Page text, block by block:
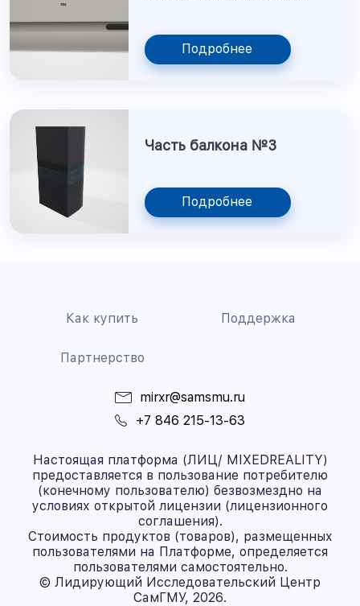
Подробнее
Часть балкона №3
Подробнее
Как купить Поддержка
Партнерство
mirxr@samsmu.ru
+7 846 215-13-63
Настоящая платформа (ЛИЦ/ MIXEDREALITY)
предоставляется в пользование потребителю
(конечному пользователю) безвозмездно на
условиях открытой лицензии (лицензионного
соглашения).
Стоимость продуктов (товаров), размещенных
пользователями на Платформе, определяется
пользователями самостоятельно.
© Лидирующий Исследовательский Центр
СамГМУ, 2026.